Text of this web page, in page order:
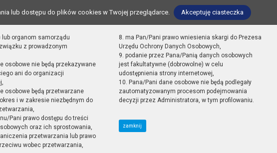
lub dostępu do plików cookies w Twojej przeglądarce. Akceptuję ciasteczka
lub organom samorządu
z prowadzonym
osobowe nie będą przekazywane
ani do organizacji
osobowe będą przetwarzane
i w zakresie niezbędnym do
Pani prawo dostępu do treści
oraz ich sprostowania,
przetwarzania lub prawo
wobec przetwarzania,
8. ma Pan/Pani prawo wniesienia skargi do Prezesa
Urzędu Ochrony Danych Osobowych,
9. podanie przez Pana/Panią danych osobowych
jest fakultatywne (dobrowolne) w celu
udostępnienia strony internetowej,
10. Pana/Pani dane osobowe nie będą podlegały
zautomatyzowanym procesom podejmowania
decyzji przez Administratora, w tym profilowaniu.
zamknij